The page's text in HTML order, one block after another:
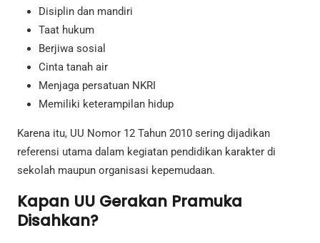
Disiplin dan mandiri
Taat hukum
Berjiwa sosial
Cinta tanah air
Menjaga persatuan NKRI
Memiliki keterampilan hidup
Karena itu, UU Nomor 12 Tahun 2010 sering dijadikan
referensi utama dalam kegiatan pendidikan karakter di
sekolah maupun organisasi kepemudaan.
Kapan UU Gerakan Pramuka
Disahkan?